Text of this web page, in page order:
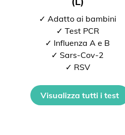
✓ Adatto ai bambini
✓ Test PCR
✓ Influenza A e B
✓ Sars-Cov-2
✓ RSV
Visualizza tutti i test